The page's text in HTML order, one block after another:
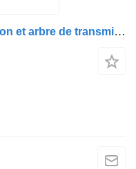
Essieu IVECO Pièces de direction et arbre de transmission L=90 42538334 pour camion